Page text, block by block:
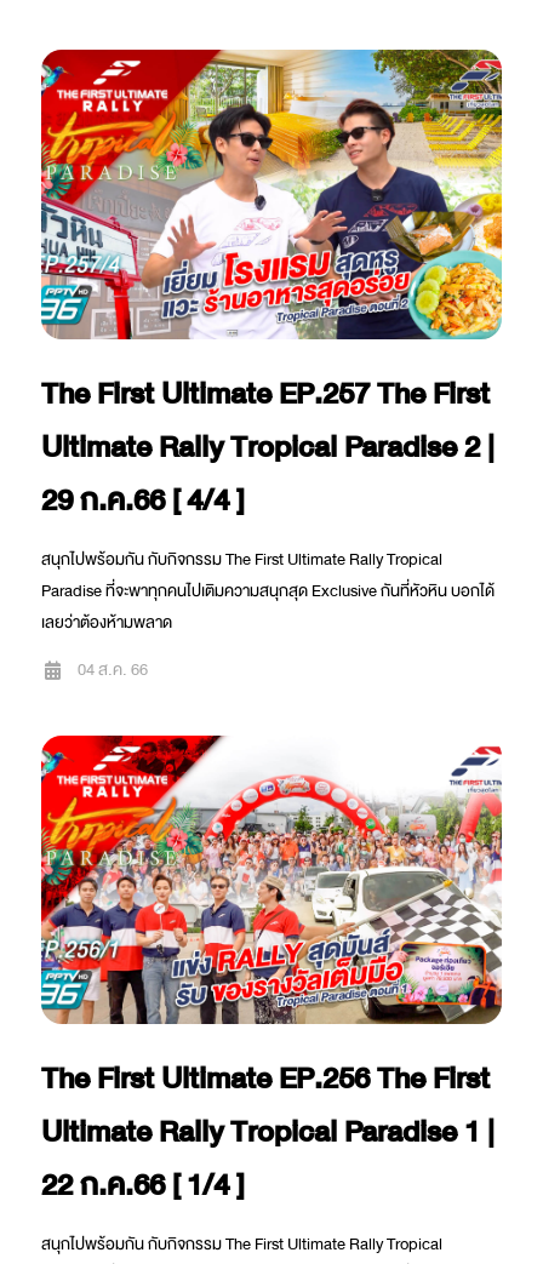
The First Ultimate EP.257 The First
Ultimate Rally Tropical Paradise 2 |
29 ก.ค.66 [ 4/4 ]
สนุกไปพร้อมกัน กับกิจกรรม The First Ultimate Rally Tropical
Paradise ที่จะพาทุกคนไปเติมความสนุกสุด Exclusive กันที่หัวหิน บอกได้
เลยว่าต้องห้ามพลาด
04 ส.ค. 66
The First Ultimate EP.256 The First
Ultimate Rally Tropical Paradise 1 |
22 ก.ค.66 [ 1/4 ]
สนุกไปพร้อมกัน กับกิจกรรม The First Ultimate Rally Tropical